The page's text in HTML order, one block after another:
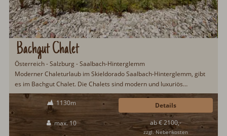
Bachgut Chalet
Österreich - Salzburg - Saalbach-Hinterglemm
Moderner Chaleturlaub im Skieldorado Saalbach-Hinterglemm, gibt
es im Bachgut Chalet. Die Chalets sind modern und luxuriös
ausgestattet und lassen auch drumherum keine Urlaubswünsche
offen. Brötchenservice, Hot Pot auf der Terrasse, ökologische
Bauweise, Sauna, Schwimmteich, Ski in/Ski out...
1130m
max. 10 ab € 2100,-
zzgl. Nebenkosten
Details